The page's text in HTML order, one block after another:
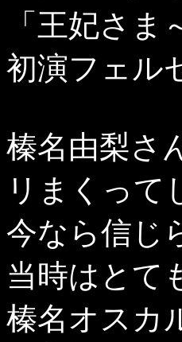
「王妃さま
初演フェル
榛名由梨さ
リまくって
今なら信じ
当時はとて
榛名オスカ